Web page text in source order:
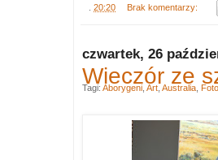
20:20 Brak komentarzy:
czwartek, 26
Wieczór ze
Tagi: Aborygeni Art Australia